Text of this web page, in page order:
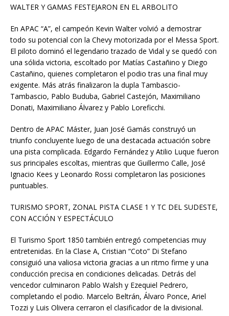
WALTER Y GAMAS FESTEJARON EN EL ARBOLITO
En APAC “A”, el campeón Kevin Walter volvió a demostrar
todo su potencial con la Chevy motorizada por el Messa Sport.
El piloto dominó el legendario trazado de Vidal y se quedó con
una sólida victoria, escoltado por Matías Castañino y Diego
Castañino, quienes completaron el podio tras una final muy
exigente. Más atrás finalizaron la dupla Tambascio-
Tambascio, Pablo Buduba, Gabriel Castejón, Maximiliano
Donati, Maximiliano Álvarez y Pablo Loreficchi.
Dentro de APAC Máster, Juan José Gamás construyó un
triunfo concluyente luego de una destacada actuación sobre
una pista complicada. Edgardo Fernández y Atilio Luque fueron
sus principales escoltas, mientras que Guillermo Calle, José
Ignacio Kees y Leonardo Rossi completaron las posiciones
puntuables.
TURISMO SPORT, ZONAL PISTA CLASE 1 Y TC DEL SUDESTE,
CON ACCIÓN Y ESPECTÁCULO
El Turismo Sport 1850 también entregó competencias muy
entretenidas. En la Clase A, Cristian “Coto” Di Stefano
consiguió una valiosa victoria gracias a un ritmo firme y una
conducción precisa en condiciones delicadas. Detrás del
vencedor culminaron Pablo Walsh y Ezequiel Pedrero,
completando el podio. Marcelo Beltrán, Álvaro Ponce, Ariel
Tozzi y Luis Olivera cerraron el clasificador de la divisional.